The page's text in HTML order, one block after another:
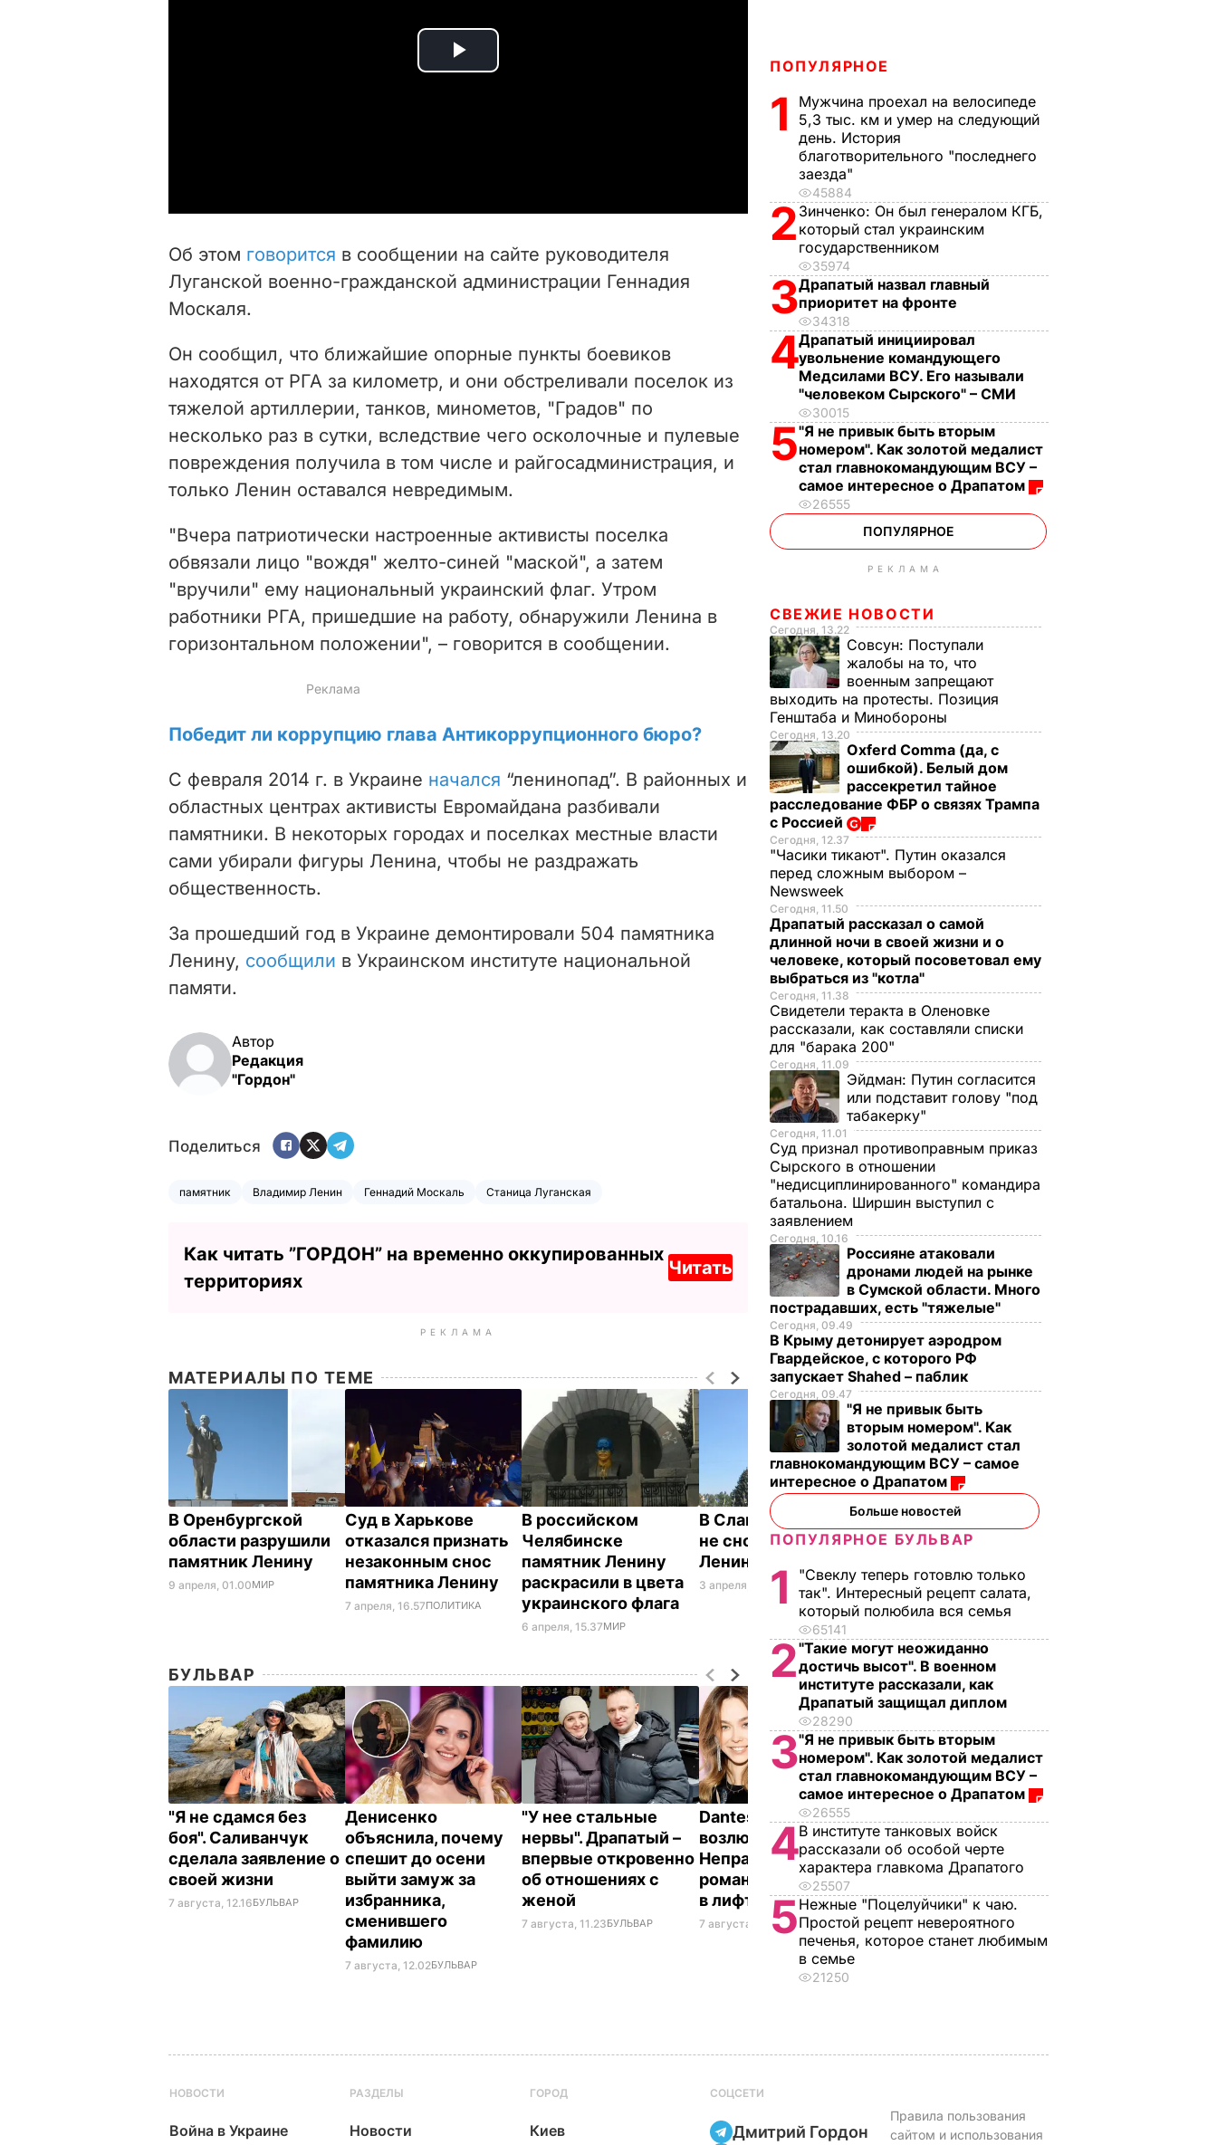
P
i
e
o
Об этом говорится в сообщении на сайте руководителя
Луганской военно-гражданской администрации Геннадия
Москаля.
Он сообщил, что ближайшие опорные пункты боевиков
находятся от РГА за километр, и они обстреливали поселок из
тяжелой артиллерии, танков, минометов, "Градов" по
несколько раз в сутки, вследствие чего осколочные и пулевые
повреждения получила в том числе и райгосадминистрация, и
только Ленин оставался невредимым.
"Вчера патриотически настроенные активисты поселка
обвязали лицо "вождя" желто-синей "маской", а затем
"вручили" ему национальный украинский флаг. Утром
работники РГА, пришедшие на работу, обнаружили Ленина в
горизонтальном положении", – говорится в сообщении.
Победит ли коррупцию глава Антикоррупционного бюро?
С февраля 2014 г. в Украине начался “ленинопад”. В районных и
областных центрах активисты Евромайдана разбивали
памятники. В некоторых городах и поселках местные власти
сами убирали фигуры Ленина, чтобы не раздражать
общественность.
За прошедший год в Украине демонтировали 504 памятника
Ленину, сообщили в Украинском институте национальной
памяти.
Автор
Редакция
"Гордон"
Поделиться
памятник Владимир Ленин Геннадий Москаль Станица Луганская
Как читать ”ГОРДОН” на временно оккупированных
территориях
Читать
РЕКЛАМА
МАТЕРИАЛЫ ПО ТЕМЕ
В Оренбургской
области разрушили
памятник Ленину
9 апреля, 01.00МИР
Суд в Харькове
отказался признать
незаконным снос
памятника Ленину
7 апреля, 16.57ПОЛИТИКА
В российском
Челябинске
памятник Ленину
раскрасили в цвета
украинского флага
6 апреля, 15.37МИР
В Славянске решили
не сносить памятник
Ленину
3 апреля, 15.26 ПОЛИТИКА
Памятники Ленину: В
Украине сносят, в
устанавливают
22 марта, 14.32СОБЫТИЯ
БУЛЬВАР
"Я не сдамся без
боя". Саливанчук
сделала заявление о
своей жизни
7 августа, 12.16БУЛЬВАР
Денисенко
объяснила, почему
спешит до осени
выйти замуж за
избранника,
сменившего
фамилию
7 августа, 12.02БУЛЬВАР
"У нее стальные
нервы". Драпатый –
впервые откровенно
об отношениях с
женой
7 августа, 11.23БУЛЬВАР
Dantes и его новая
возлюбленная
Неправда сделали
романтическое фото
в лифте втроем
7 августа, 10.23 БУЛЬВАР
хрустящие горячие
бутерброды с
тягучим сыром
готовы. Рецепт
сочной начинки
7 августа, 09.47БУЛЬВАР
ПОПУЛЯРНОЕ
1
Мужчина проехал на велосипеде
5,3 тыс. км и умер на следующий
день. История
благотворительного "последнего
заезда"
45884
2 Зинченко: Он был генералом КГБ,
который стал украинским
государственником
35974
3Драпатый назвал главный
приоритет на фронте
34318
4Драпатый инициировал
увольнение командующего
Медсилами ВСУ. Его называли
"человеком Сырского" – СМИ
30015
5"Я не привык быть вторым
номером". Как золотой медалист
стал главнокомандующим ВСУ –
самое интересное о Драпатом
26555
ПОПУЛЯРНОЕ
РЕКЛАМА
СВЕЖИЕ НОВОСТИ
Сегодня, 13.22
Совсун: Поступали
жалобы на то, что
военным запрещают
выходить на протесты. Позиция
Генштаба и Минобороны
Сегодня, 13.20
Oxferd Comma (да, с
ошибкой). Белый дом
рассекретил тайное
расследование ФБР о связях Трампа
с Россией
Сегодня, 12.37
"Часики тикают". Путин оказался
перед сложным выбором –
Newsweek
Сегодня, 11.50
Драпатый рассказал о самой
длинной ночи в своей жизни и о
человеке, который посоветовал ему
выбраться из "котла"
Сегодня, 11.38
Свидетели теракта в Оленовке
рассказали, как составляли списки
для "барака 200"
Сегодня, 11.09
Эйдман: Путин согласится
или подставит голову "под
табакерку"
Сегодня, 11.01
Суд признал противоправным приказ
Сырского в отношении
"недисциплинированного" командира
батальона. Ширшин выступил с
заявлением
Сегодня, 10.16
Россияне атаковали
дронами людей на рынке
в Сумской области. Много
пострадавших, есть "тяжелые"
Сегодня, 09.49
В Крыму детонирует аэродром
Гвардейское, с которого РФ
запускает Shahed – паблик
Сегодня, 09.47
"Я не привык быть
вторым номером". Как
золотой медалист стал
главнокомандующим ВСУ – самое
интересное о Драпатом
Больше новостей
ПОПУЛЯРНОЕ БУЛЬВАР
1
"Свеклу теперь готовлю только
так". Интересный рецепт салата,
который полюбила вся семья
65141
2"Такие могут неожиданно
достичь высот". В военном
институте рассказали, как
Драпатый защищал диплом
28290
3"Я не привык быть вторым
номером". Как золотой медалист
стал главнокомандующим ВСУ –
самое интересное о Драпатом
26555
4В институте танковых войск
рассказали об особой черте
характера главкома Драпатого
25507
5Нежные "Поцелуйчики" к чаю.
Простой рецепт невероятного
печенья, которое станет любимым
в семье
21250
НОВОСТИ
Война в Украине
РАЗДЕЛЫ
Новости
ГОРОД
Киев
СОЦСЕТИ
Дмитрий Гордон
Правила пользования
сайтом и использования